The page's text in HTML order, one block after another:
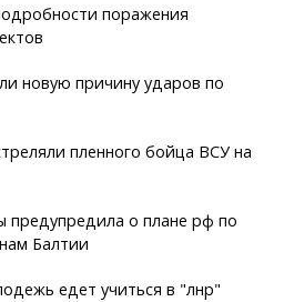
поражения
новую причину ударов по
пленного бойца ВСУ на
предупредила о плане рф по
Балтии
едет учиться в "лнр"